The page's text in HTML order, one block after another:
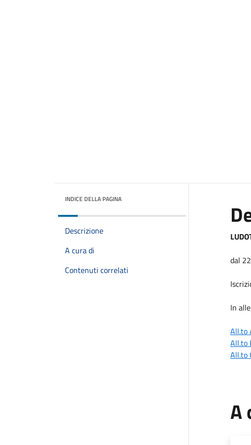
INDICE DELLA PAGINA
Descrizione
A cura di
Contenuti correlati
dal
In
All.to
All.to
All.to
A